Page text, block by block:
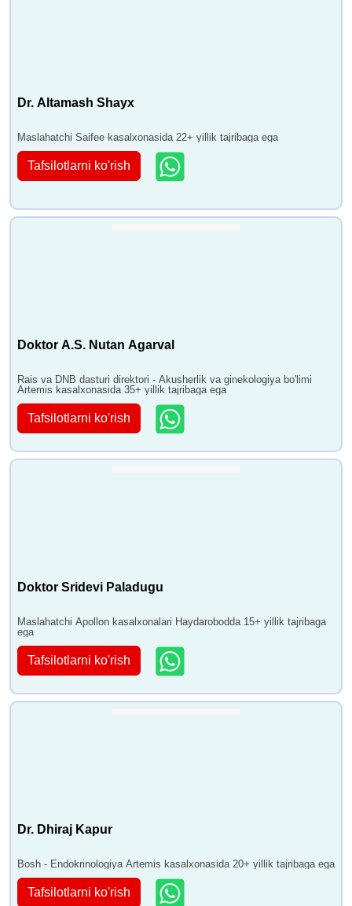
Dr. Altamash Shayx
Maslahatchi Saifee kasalxonasida 22+ yillik tajribaga ega
Tafsilotlarni ko'rish
Doktor A.S. Nutan Agarval
Rais va DNB dasturi direktori - Akusherlik va ginekologiya bo'limi
Artemis kasalxonasida 35+ yillik tajribaga ega
Tafsilotlarni ko'rish
Doktor Sridevi Paladugu
Maslahatchi Apollon kasalxonalari Haydarobodda 15+ yillik tajribaga
ega
Tafsilotlarni ko'rish
Dr. Dhiraj Kapur
Bosh - Endokrinologiya Artemis kasalxonasida 20+ yillik tajribaga ega
Tafsilotlarni ko'rish